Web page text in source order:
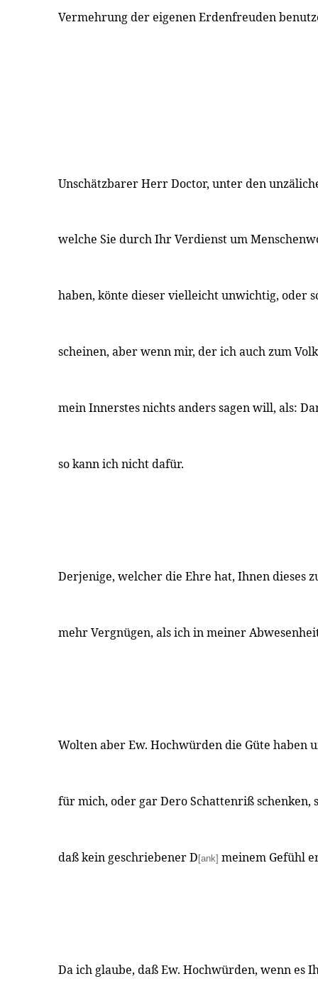
Vermehrung der eigenen Erdenfreuden
Unschätzbarer Herr Doctor, unter den
welche Sie durch Ihr Verdienst um
haben, könte dieser vielleicht unwichtig, oder
scheinen, aber wenn mir, der ich auch zum
mein Innerstes nichts anders sagen will, als:
so kann ich nicht dafür.
Derjenige, welcher die Ehre hat, Ihnen dieses
mehr Vergnügen, als ich in meiner
Wolten aber Ew. Hochwürden die Güte haben
für mich, oder gar Dero Schattenriß schenken,
daß kein geschriebener D [ank] meinem Gefühl
Da ich glaube, daß Ew. Hochwürden, wenn es